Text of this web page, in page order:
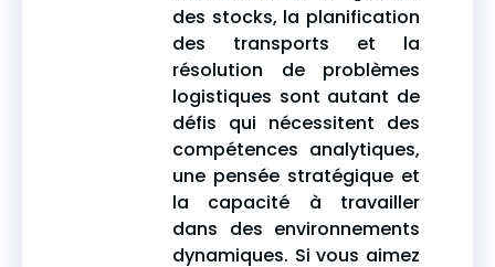
des stocks, la planification
des transports et la
résolution de problèmes
logistiques sont autant de
défis qui nécessitent des
compétences analytiques,
une pensée stratégique et
la capacité à travailler
dans des environnements
dynamiques. Si vous aimez